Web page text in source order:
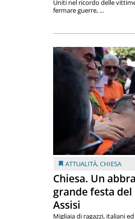
Uniti nel ricordo delle
fermare guerre, ...
ATTUALITÀ,CHIESA
Chiesa. Un
grande festa del
Assisi
Migliaia di ragazzi, italiani